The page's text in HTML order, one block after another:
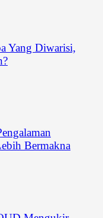
Yang Diwarisi,
Bermakna